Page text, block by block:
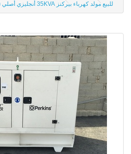
للبيع مولد كهرباء بيركنز 35KVA أنجليزي أصلي (جديد)